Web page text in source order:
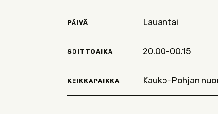
PÄIVÄ Lauantai
SOITTOAIKA 20.00-00.15
KEIKKAPAIKKA Kauko-Pohjan